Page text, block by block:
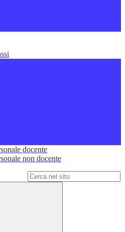
docente
non docente